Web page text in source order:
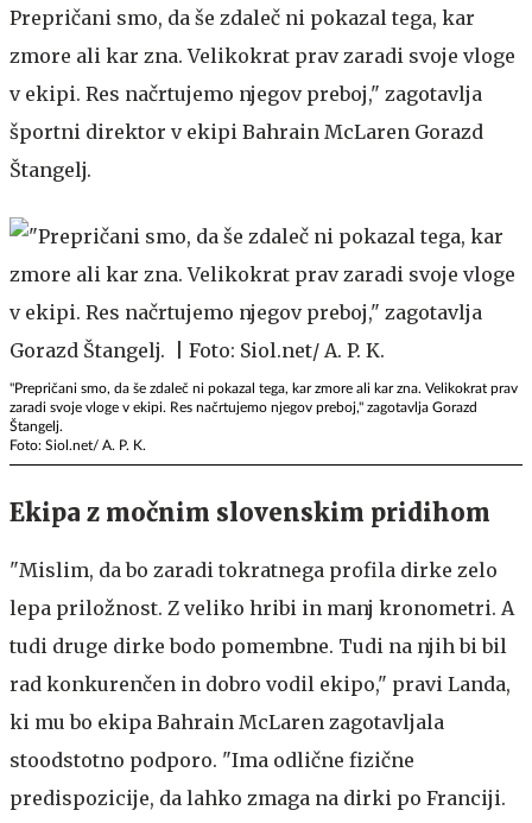
Prepričani smo, da še zdaleč ni pokazal tega, kar
zmore ali kar zna. Velikokrat prav zaradi svoje vloge
v ekipi. Res načrtujemo njegov preboj," zagotavlja
športni direktor v ekipi Bahrain McLaren Gorazd
Štangelj.
"Prepričani smo, da še zdaleč ni pokazal tega, kar zmore ali kar zna. Velikokrat prav
zaradi svoje vloge v ekipi. Res načrtujemo njegov preboj," zagotavlja Gorazd
Štangelj.
Foto: Siol.net/ A. P. K.
Ekipa z močnim slovenskim pridihom
"Mislim, da bo zaradi tokratnega profila dirke zelo
lepa priložnost. Z veliko hribi in manj kronometri. A
tudi druge dirke bodo pomembne. Tudi na njih bi bil
rad konkurenčen in dobro vodil ekipo," pravi Landa,
ki mu bo ekipa Bahrain McLaren zagotavljala
stoodstotno podporo. "Ima odlične fizične
predispozicije, da lahko zmaga na dirki po Franciji.